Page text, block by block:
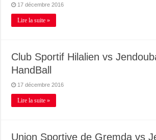
17 décembre 2016
Lire la suite »
Club Sportif Hilalien vs
HandBall
17 décembre 2016
Lire la suite »
Union Sportive de Gremda vs